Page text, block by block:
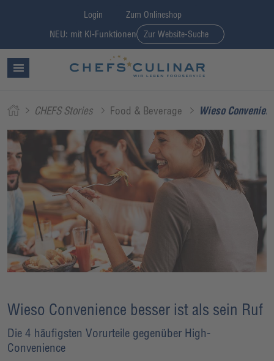
Login Zum Onlineshop
NEU: mit KI-Funktionen Zur Website-Suche
CHEFS Stories Food & Beverage Wieso
Wieso Convenience besser ist als sein Ruf
Die 4 häufigsten Vorurteile gegenüber High-
Convenience